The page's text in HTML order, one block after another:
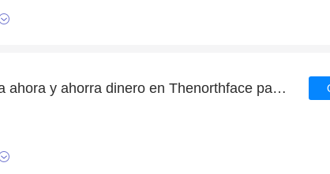
Compra ahora y ahorra dinero en Thenorthface para las liquidaciones de Thenorthface